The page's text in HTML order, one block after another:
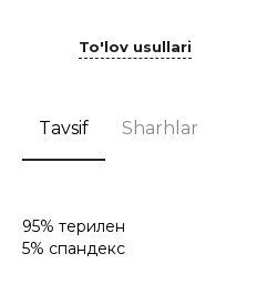
To'lov usullari
Tavsif Sharhlar
95% терилен
5% спандекс